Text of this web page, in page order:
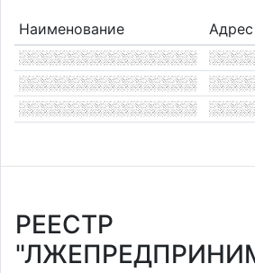
Наименование Адрес
РЕЕСТР